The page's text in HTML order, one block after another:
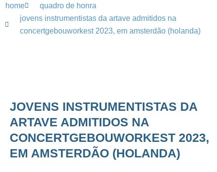
home
quadro de honra
jovens instrumentistas da artave admitidos na
concertgebouworkest 2023, em amsterdão (holanda)
JOVENS INSTRUMENTISTAS DA
ARTAVE ADMITIDOS NA
CONCERTGEBOUWORKEST 2023,
EM AMSTERDÃO (HOLANDA)